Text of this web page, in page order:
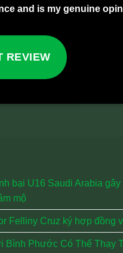
and is my genuine
REVIEW
bại U16 Saudi Arabia gây
mộ
Felliny Cruz ký hợp đồng
Bình Phước Có Thể Thay